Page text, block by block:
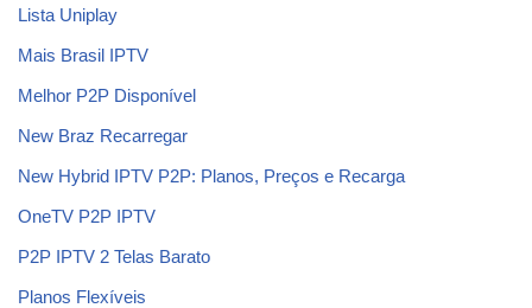
Lista Uniplay
Mais Brasil IPTV
Melhor P2P Disponível
New Braz Recarregar
New Hybrid IPTV P2P: Planos, Preços e Recarga
OneTV P2P IPTV
P2P IPTV 2 Telas Barato
Planos Flexíveis